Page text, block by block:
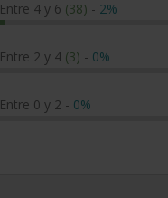
Entre 4 y 6 (38) - 2%
Entre 2 y 4 (3) - 0%
Entre 0 y 2 - 0%